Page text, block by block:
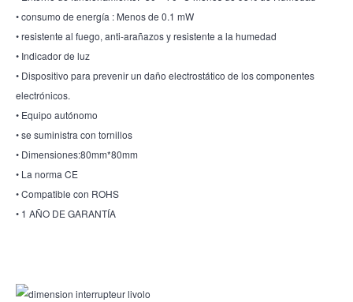
• consumo de energía : Menos de 0.1 mW
• resistente al fuego, anti-arañazos y resistente a la humedad
• Indicador de luz
• Dispositivo para prevenir un daño electrostático de los componentes
electrónicos.
• Equipo autónomo
• se suministra con tornillos
• Dimensiones:80mm*80mm
• La norma CE
• Compatible con ROHS
• 1 AÑO DE GARANTÍA